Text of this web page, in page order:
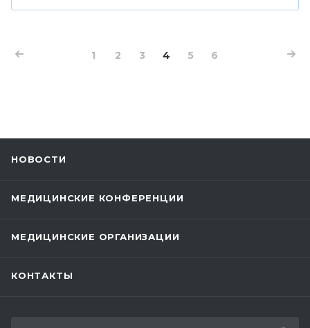
1 2 3 4 5 6
НОВОСТИ
МЕДИЦИНСКИЕ КОНФЕРЕНЦИИ
МЕДИЦИНСКИЕ ОРГАНИЗАЦИИ
КОНТАКТЫ